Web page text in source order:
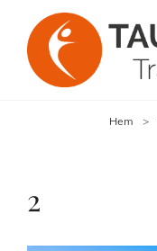
Hem >
2